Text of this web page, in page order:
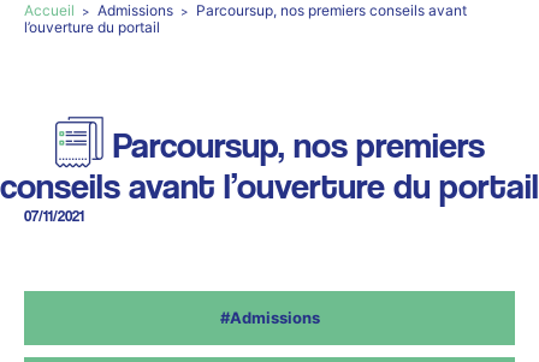
Accueil Admissions
Parcoursup, nos premiers conseils avant
l’ouverture du portail
Parcoursup, nos premiers
conseils avant l’ouverture du portail
07/11/2021
#Admissions